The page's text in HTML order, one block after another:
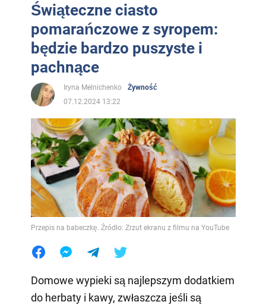
Świąteczne ciasto
pomarańczowe z syropem:
będzie bardzo puszyste i
pachnące
Iryna Melnichenko
Żywność
07.12.2024 13:22
Przepis na babeczkę. Źródło: Zrzut ekranu z filmu na YouTube
Domowe wypieki są najlepszym dodatkiem
do herbaty i kawy, zwłaszcza jeśli są